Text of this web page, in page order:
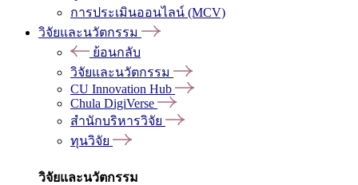
การประเมินออนไลน์ (MCV)
วิจัยและนวัตกรรม
ย้อนกลับ
วิจัยและนวัตกรรม
CU Innovation Hub
Chula DigiVerse
สำนักบริหารวิจัย
ทุนวิจัย
วิจัยและนวัตกรรม